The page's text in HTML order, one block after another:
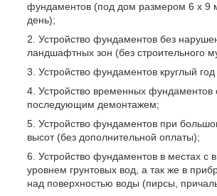
фундаментов (под дом размером 6 х 9
день);
Устройство фундаментов без
ландшафтных зон (без строительного
Устройство фундаментов круглый
Устройство временных фундаментов
последующим демонтажем;
Устройство фундаментов при
высот (без дополнительной оплаты);
Устройство фундаментов в местах с
уровнем грунтовых вод, а так же в
над поверхностью воды (пирсы,